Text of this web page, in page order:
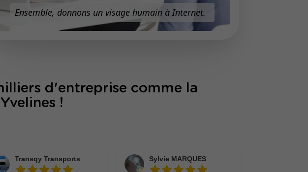
Ensemble, donnons un visage humain à Internet.
d'entreprise comme la
!